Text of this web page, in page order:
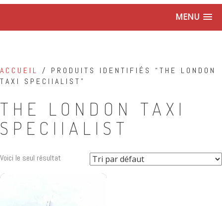
MENU
ACCUEIL / PRODUITS IDENTIFIÉS “THE LONDON
TAXI SPECIIALIST”
THE LONDON TAXI
SPECIIALIST
Voici le seul résultat